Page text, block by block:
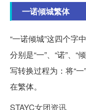
一诺倾城繁体
“一诺倾城”这四个字
分别是“一”、“诺”、“
写转换过程为：将“
在繁体。
STAYC女团资讯